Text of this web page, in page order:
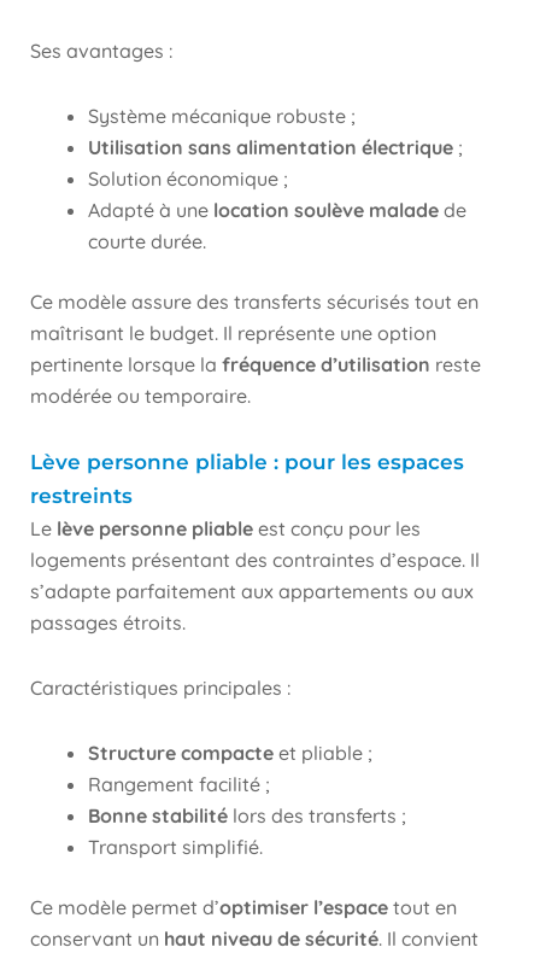
Ses avantages :
Système mécanique robuste ;
Utilisation sans alimentation électrique ;
Solution économique ;
Adapté à une location soulève malade de
courte durée.
Ce modèle assure des transferts sécurisés tout en
maîtrisant le budget. Il représente une option
pertinente lorsque la fréquence d’utilisation reste
modérée ou temporaire.
Lève personne pliable : pour les espaces
restreints
Le lève personne pliable est conçu pour les
logements présentant des contraintes d’espace. Il
s’adapte parfaitement aux appartements ou aux
passages étroits.
Caractéristiques principales :
Structure compacte et pliable ;
Rangement facilité ;
Bonne stabilité lors des transferts ;
Transport simplifié.
Ce modèle permet d’optimiser l’espace tout en
conservant un haut niveau de sécurité. Il convient